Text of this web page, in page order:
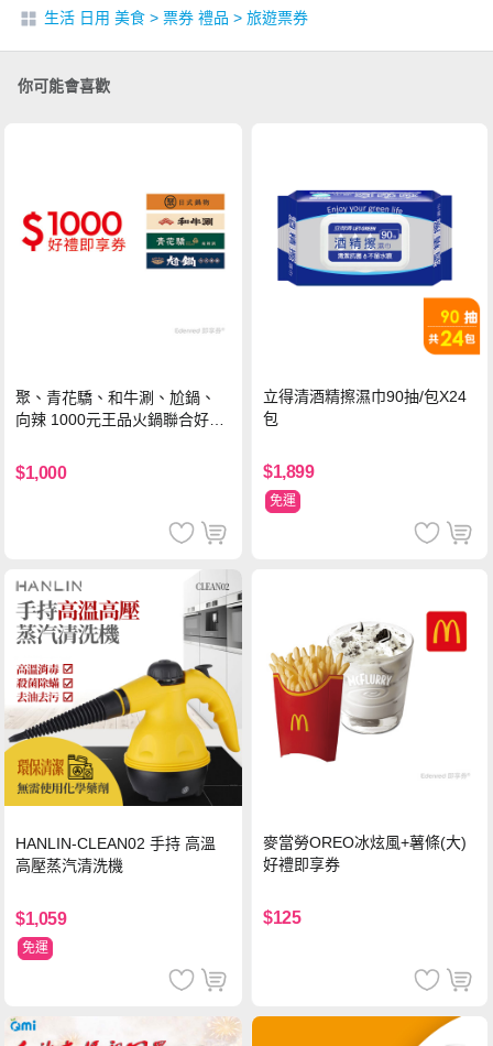
生活 日用 美食 > 票券 禮品 > 旅遊票券
你可能會喜歡
聚、青花驕、和牛涮、尬鍋、
向辣 1000元王品火鍋聯合好禮
$1,000
立得清酒精擦濕巾90抽/包X24
包
$1,899
免運
HANLIN-CLEAN02 手持 高溫
高壓蒸汽清洗機
$1,059
免運
麥當勞OREO冰炫風+薯條(大)
好禮即享券
$125